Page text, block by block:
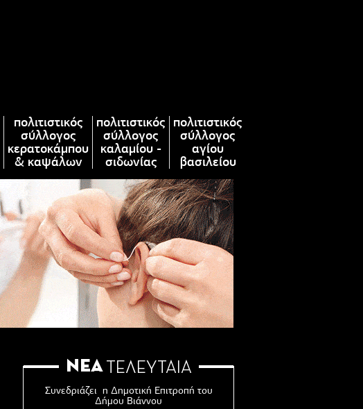
πολιτιστικός
σύλλογος
κερατοκάμπου
& καψάλων
πολιτιστικός
σύλλογος
καλαμίου -
σιδωνίας
πολιτιστικός
σύλλογος
αγίου
βασιλείου
ΝΕΑ ΤΕΛΕΥΤΑΙΑ
Συνεδριάζει η Δημοτική Επιτροπή του
Δήμου Βιάννου